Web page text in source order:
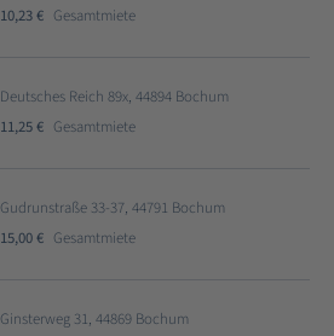
10,23 € Gesamtmiete
Deutsches Reich 89x, 44894 Bochum
11,25 € Gesamtmiete
Gudrunstraße 33-37, 44791 Bochum
15,00 € Gesamtmiete
Ginsterweg 31, 44869 Bochum